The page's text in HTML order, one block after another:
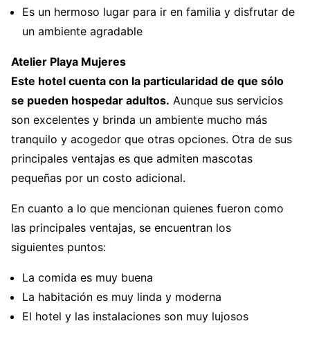
Es un hermoso lugar para ir en familia y disfrutar de
un ambiente agradable
Atelier Playa Mujeres
Este hotel cuenta con la particularidad de que sólo
se pueden hospedar adultos. Aunque sus servicios
son excelentes y brinda un ambiente mucho más
tranquilo y acogedor que otras opciones. Otra de sus
principales ventajas es que admiten mascotas
pequeñas por un costo adicional.
En cuanto a lo que mencionan quienes fueron como
las principales ventajas, se encuentran los
siguientes puntos:
La comida es muy buena
La habitación es muy linda y moderna
El hotel y las instalaciones son muy lujosos